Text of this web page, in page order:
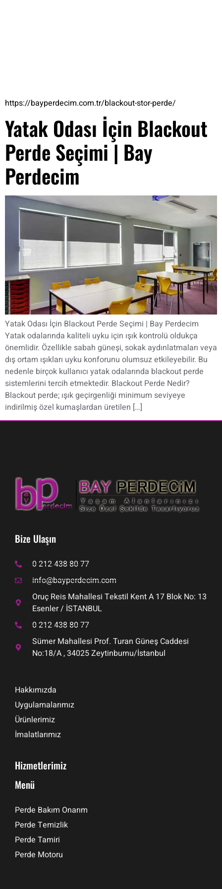
https://bayperdecim.com.tr/blackout-stor-perde/
Yatak Odası İçin Blackout
Perde Seçimi | Bay
Perdecim
Yatak Odası İçin Blackout Perde Seçimi | Bay Perdecim
Yatak odalarında kaliteli uyku için ışık kontrolü oldukça
önemlidir. Özellikle sabah güneşi, sokak aydınlatmaları veya
dış ortam ışıkları uyku konforunu olumsuz etkileyebilir. Bu
nedenle birçok kullanıcı yatak odalarında blackout perde
sistemlerini tercih etmektedir. Blackout Perde Nedir?
Blackout perde; ışık geçirgenliği minimum seviyeye
indirilmiş özel kumaşlardan üretilen […]
Bize Ulaşın
0 212 438 80 77
info@bayperdecim.com
Oruç Reis Mahallesi Tekstil Kent A 17 Blok No: 13
Esenler / İSTANBUL
0 212 438 80 77
Sümer Mahallesi Prof. Turan Güneş Caddesi
No:18/A , 34025 Zeytinburnu/İstanbul
Hakkımızda
Uygulamalarımız
Ürünlerimiz
İmalatlarımız
Hizmetlerimiz
Menü
Perde Bakım Onarım
Perde Temizlik
Perde Tamiri
Perde Motoru